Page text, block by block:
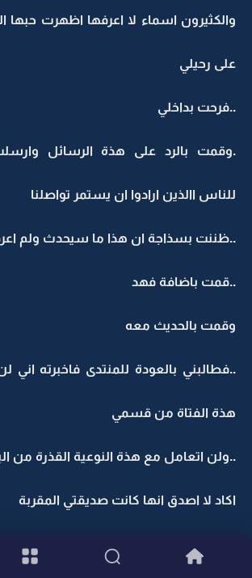
والكثيرون اسماء لا اعرفها اظهرت حبها
على رحيلي
..فرحت بداخلي
.وقمت بالرد على هذة الرسائل
للناس االذين ارادوا ان يستمر تواصلنا
..ظننت بسذاجة ان هذا ما سيحدث ولم
..قمت باضافة فهد
وقمت بالحديث معه
..فطالبني بالعودة للمنتدى فاخبرته اني
هذة الفتاة من قسمي
..ولن اتعامل مع هذة النوعية القذرة من
اكاد لا اصدق انها كانت صديقتي المقربة